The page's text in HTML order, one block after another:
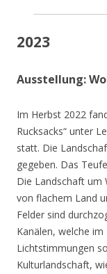
2023
Ausstellung:
Im Herbst 2022
Rucksacks“ unter
statt. Die
gegeben. Das
Die Landschaft um
von flachem Land
Felder sind
Kanälen, welche
Lichtstimmungen
Kulturlandschaft,